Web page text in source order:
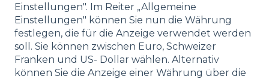
Einstellungen". Im Reiter „Allgemeine
Einstellungen" können Sie nun die Währung
festlegen, die für die Anzeige verwendet werden
soll. Sie können zwischen Euro, Schweizer
Franken und US- Dollar wählen. Alternativ
können Sie die Anzeige einer Währung über die